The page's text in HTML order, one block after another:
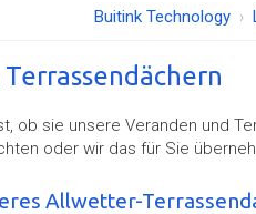
Buitink Technology
ob sie unsere Veranden und
oder wir das für Sie
Allwetter-